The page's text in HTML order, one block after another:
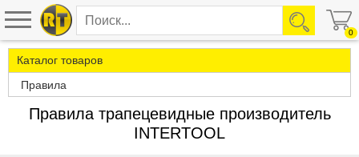
0
Каталог товаров
Правила
Правила трапецевидные производитель
INTERTOOL